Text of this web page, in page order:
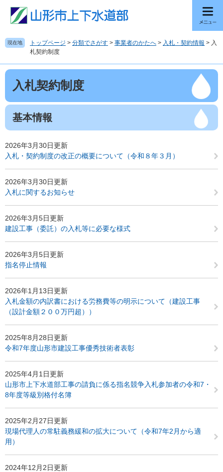
の
先
ー
を
本
文
現在地 トップページ > 分類でさがす > 事業者のかたへ > 入札・契約情報 > 入
札契約制度
本
入札契約制度
基本情報
2026年3月30日更新
入札・契約制度の改正の概要について（令和８年３月）
2026年3月30日更新
入札に関するお知らせ
2026年3月5日更新
建設工事（委託）の入札等に必要な様式
2026年3月5日更新
指名停止情報
2026年1月13日更新
入札金額の内訳書における労務費等の明示について（建設工事
（設計金額２００万円超））
2025年8月28日更新
令和7年度山形市建設工事優秀技術者表彰
2025年4月1日更新
山形市上下水道部工事の請負に係る指名競争入札参加者の令和7・
8年度等級別格付名簿
2025年2月27日更新
現場代理人の常駐義務緩和の拡大について（令和7年2月から適
用）
2024年12月2日更新